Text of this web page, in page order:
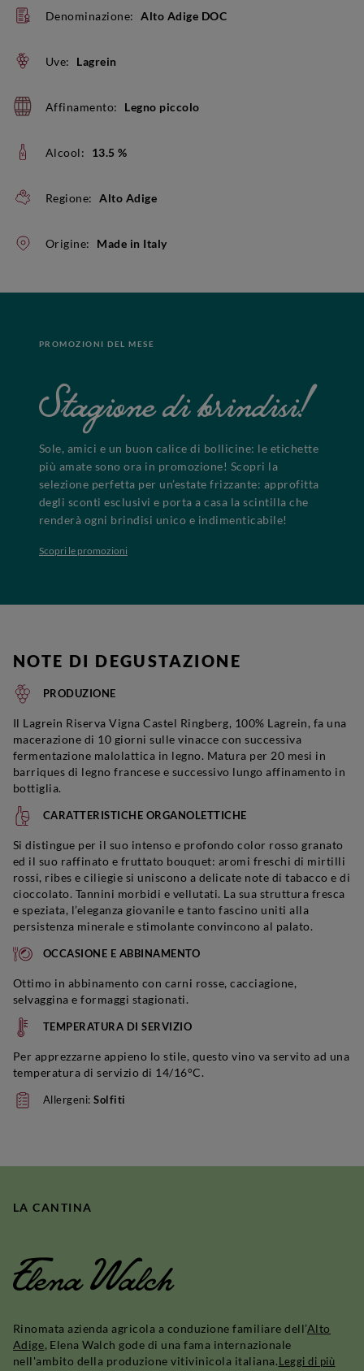
Denominazione: Alto Adige DOC
Uve: Lagrein
Affinamento: Legno piccolo
Alcool: 13.5 %
Regione: Alto Adige
Origine: Made in Italy
PROMOZIONI DEL MESE
Stagione di brindisi!
Sole, amici e un buon calice di bollicine: le etichette
più amate sono ora in promozione! Scopri la
selezione perfetta per un’estate frizzante: approfitta
degli sconti esclusivi e porta a casa la scintilla che
renderà ogni brindisi unico e indimenticabile!
Scopri le promozioni
NOTE DI DEGUSTAZIONE
PRODUZIONE
Il Lagrein Riserva Vigna Castel Ringberg, 100% Lagrein, fa una
macerazione di 10 giorni sulle vinacce con successiva
fermentazione malolattica in legno. Matura per 20 mesi in
barriques di legno francese e successivo lungo affinamento in
bottiglia.
CARATTERISTICHE ORGANOLETTICHE
Si distingue per il suo intenso e profondo color rosso granato
ed il suo raffinato e fruttato bouquet: aromi freschi di mirtilli
rossi, ribes e ciliegie si uniscono a delicate note di tabacco e di
cioccolato. Tannini morbidi e vellutati. La sua struttura fresca
e speziata, l’eleganza giovanile e tanto fascino uniti alla
persistenza minerale e stimolante convincono al palato.
OCCASIONE E ABBINAMENTO
Ottimo in abbinamento con carni rosse, cacciagione,
selvaggina e formaggi stagionati.
TEMPERATURA DI SERVIZIO
Per apprezzarne appieno lo stile, questo vino va servito ad una
temperatura di servizio di 14/16°C.
Allergeni:Solfiti
LA CANTINA
Elena Walch
Rinomata azienda agricola a conduzione familiare dell’Alto
Adige, Elena Walch gode di una fama internazionale
nell'ambito della produzione vitivinicola italiana.Leggi di più